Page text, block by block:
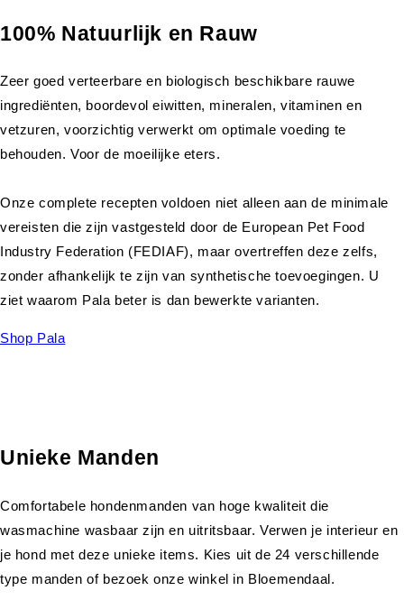
100% Natuurlijk en Rauw
Zeer goed verteerbare en biologisch beschikbare rauwe
ingrediënten, boordevol eiwitten, mineralen, vitaminen en
vetzuren, voorzichtig verwerkt om optimale voeding te
behouden. Voor de moeilijke eters.
Onze complete recepten voldoen niet alleen aan de minimale
vereisten die zijn vastgesteld door de European Pet Food
Industry Federation (FEDIAF), maar overtreffen deze zelfs,
zonder afhankelijk te zijn van synthetische toevoegingen. U
ziet waarom Pala beter is dan bewerkte varianten.
Shop Pala
Unieke Manden
Comfortabele hondenmanden van hoge kwaliteit die
wasmachine wasbaar zijn en uitritsbaar. Verwen je interieur en
je hond met deze unieke items. Kies uit de 24 verschillende
type manden of bezoek onze winkel in Bloemendaal.